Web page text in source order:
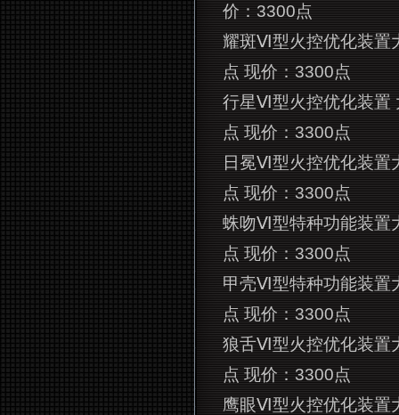
价：3300点
耀斑Ⅵ型火控优化装置
点 现价：3300点
行星Ⅵ型火控优化装置
点 现价：3300点
日冕Ⅵ型火控优化装置
点 现价：3300点
蛛吻Ⅵ型特种功能装置
点 现价：3300点
甲壳Ⅵ型特种功能装置
点 现价：3300点
狼舌Ⅵ型火控优化装置
点 现价：3300点
鹰眼Ⅵ型火控优化装置